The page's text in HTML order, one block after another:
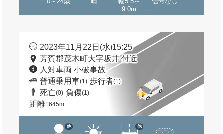
9.0m
2023年11月22日(水)15:25
芳賀郡茂木町大字坂井 付近
人対車両 小破事故
普通乗用車(1) 歩行者(1)
死亡(0) 負傷(1)
距離1645m
他 他